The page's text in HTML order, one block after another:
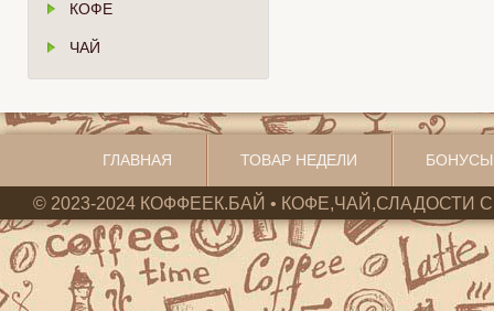
КОФЕ
ЧАЙ
ГЛАВНАЯ ТОВАР НЕДЕЛИ
© 2023-2024 КОФФЕЕК.БАЙ • КОФЕ,ЧАЙ,СЛАДОСТИ С